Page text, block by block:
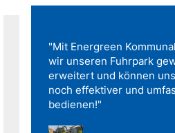
"Mit Energreen
wir unseren Fuhrpark
erweitert und können
noch effektiver und
bedienen!"